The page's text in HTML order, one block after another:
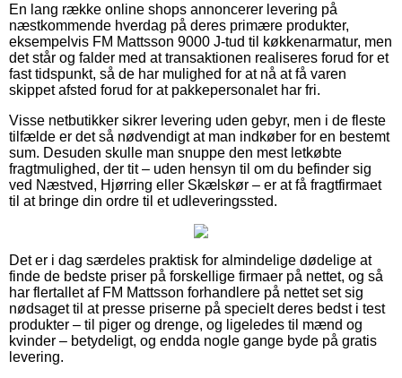
En lang række online shops annoncerer levering på
næstkommende hverdag på deres primære produkter,
eksempelvis FM Mattsson 9000 J-tud til køkkenarmatur, men
det står og falder med at transaktionen realiseres forud for et
fast tidspunkt, så de har mulighed for at nå at få varen
skippet afsted forud for at pakkepersonalet har fri.
Visse netbutikker sikrer levering uden gebyr, men i de fleste
tilfælde er det så nødvendigt at man indkøber for en bestemt
sum. Desuden skulle man snuppe den mest letkøbte
fragtmulighed, der tit – uden hensyn til om du befinder sig
ved Næstved, Hjørring eller Skælskør – er at få fragtfirmaet
til at bringe din ordre til et udleveringssted.
Det er i dag særdeles praktisk for almindelige dødelige at
finde de bedste priser på forskellige firmaer på nettet, og så
har flertallet af FM Mattsson forhandlere på nettet set sig
nødsaget til at presse priserne på specielt deres bedst i test
produkter – til piger og drenge, og ligeledes til mænd og
kvinder – betydeligt, og endda nogle gange byde på gratis
levering.